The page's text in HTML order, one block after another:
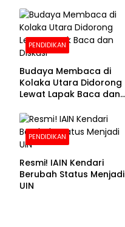
PENDIDIKAN
Budaya Membaca di
Kolaka Utara Didorong
Lewat Lapak Baca dan
PENDIDIKAN
Resmi! IAIN Kendari
Berubah Status Menjadi
UIN